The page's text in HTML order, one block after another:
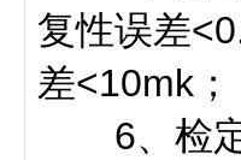
复性误差
差<10mk；
6、检定